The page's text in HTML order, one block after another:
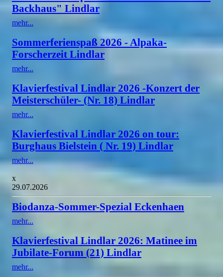
Backhaus" Lindlar
mehr...
Sommerferienspaß 2026 - Alpaka-
Forscherzeit Lindlar
mehr...
Klavierfestival Lindlar 2026 -Konzert der
Meisterschüler- (Nr. 18) Lindlar
mehr...
Klavierfestival Lindlar 2026 on tour:
Burghaus Bielstein ( Nr. 19) Lindlar
mehr...
x
29.07.2026
Biodanza-Sommer-Spezial Eckenhaen
mehr...
Klavierfestival Lindlar 2026: Matinee im
Jubilate-Forum (21) Lindlar
mehr...